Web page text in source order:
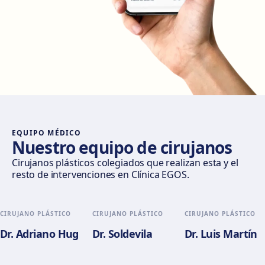
Madrid Castellana
Av. del General Perón, 20, 28020 Madrid
Valencia
Gran Via del Marqués del Túria, 82, L'Eixample, 46005
Alicante
EQUIPO MÉDICO
Nuestro equipo de cirujanos
Cirujanos plásticos colegiados que realizan esta y el
resto de intervenciones en Clínica EGOS.
CIRUJANO PLÁSTICO
Dr. Adriano Hug
CIRUJANO PLÁSTICO
Dr. Soldevila
CIRUJANO PLÁSTICO
Dr. Luis Martín